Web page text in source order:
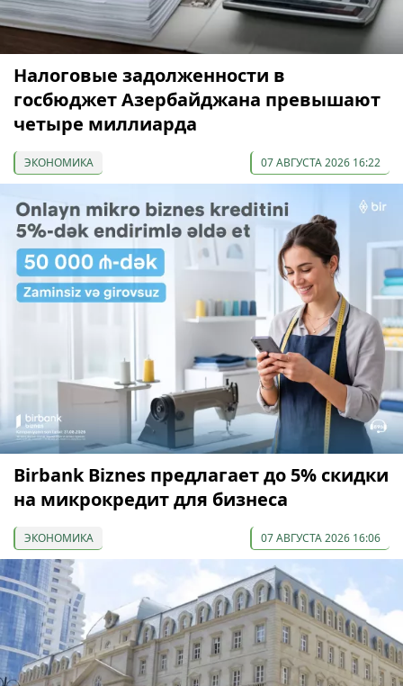
Налоговые задолженности в
госбюджет Азербайджана превышают
четыре миллиарда
ЭКОНОМИКА 07 АВГУСТА 2026 16:22
Birbank Biznes предлагает до 5% скидки
на микрокредит для бизнеса
ЭКОНОМИКА 07 АВГУСТА 2026 16:06